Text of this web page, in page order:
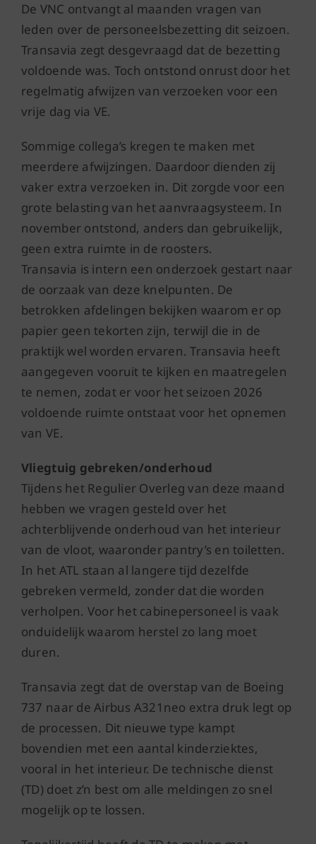
De VNC ontvangt al maanden vragen van
leden over de personeelsbezetting dit seizoen.
Transavia zegt desgevraagd dat de bezetting
voldoende was. Toch ontstond onrust door het
regelmatig afwijzen van verzoeken voor een
vrije dag via VE.
Sommige collega’s kregen te maken met
meerdere afwijzingen. Daardoor dienden zij
vaker extra verzoeken in. Dit zorgde voor een
grote belasting van het aanvraagsysteem. In
november ontstond, anders dan gebruikelijk,
geen extra ruimte in de roosters.
Transavia is intern een onderzoek gestart naar
de oorzaak van deze knelpunten. De
betrokken afdelingen bekijken waarom er op
papier geen tekorten zijn, terwijl die in de
praktijk wel worden ervaren. Transavia heeft
aangegeven vooruit te kijken en maatregelen
te nemen, zodat er voor het seizoen 2026
voldoende ruimte ontstaat voor het opnemen
van VE.
Vliegtuig gebreken/onderhoud
Tijdens het Regulier Overleg van deze maand
hebben we vragen gesteld over het
achterblijvende onderhoud van het interieur
van de vloot, waaronder pantry’s en toiletten.
In het ATL staan al langere tijd dezelfde
gebreken vermeld, zonder dat die worden
verholpen. Voor het cabinepersoneel is vaak
onduidelijk waarom herstel zo lang moet
duren.
Transavia zegt dat de overstap van de Boeing
737 naar de Airbus A321neo extra druk legt op
de processen. Dit nieuwe type kampt
bovendien met een aantal kinderziektes,
vooral in het interieur. De technische dienst
(TD) doet z’n best om alle meldingen zo snel
mogelijk op te lossen.